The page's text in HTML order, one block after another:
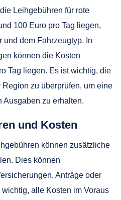
Leihgebühren für rote
100 Euro pro Tag liegen,
dem Fahrzeugtyp. In
können die Kosten
Tag liegen. Es ist wichtig, die
zu überprüfen, um eine
Ausgaben zu erhalten.
und Kosten
können zusätzliche
Dies können
Anträge oder
alle Kosten im Voraus